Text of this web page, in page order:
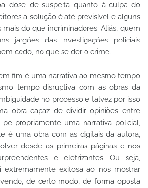
dose de suspeita quanto à culpa do
a solução é até previsível e alguns
mais do que incriminadores. Aliás, quem
jargões das investigações policiais
cedo, no que se der o crime;
fim é uma narrativa ao mesmo tempo
tempo disruptiva com as obras da
no processo e talvez por isso
obra capaz de dividir opiniões entre
propriamente uma narrativa policial,
é uma obra com as digitais da autora,
desde as primeiras páginas e nos
e eletrizantes. Ou seja,
extremamente exitosa ao nos mostrar
de certo modo, de forma oposta